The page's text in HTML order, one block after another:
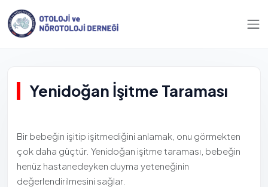
Yenidoğan İşitme Taraması
Bir bebeğin işitip işitmediğini anlamak, onu görmekten
çok daha güçtür. Yenidoğan işitme taraması, bebeğin
henüz hastanedeyken duyma yeteneğinin
değerlendirilmesini sağlar.